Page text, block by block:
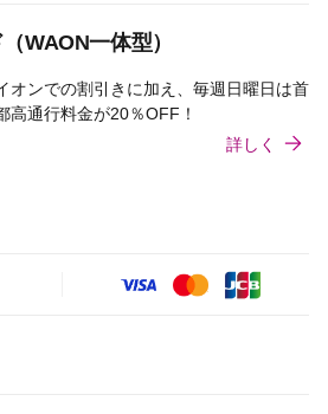
WAON一体型）
オンでの割引きに加え、毎週日曜日は首
高通行料金が20％OFF！
詳しく